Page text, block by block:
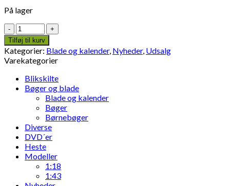
På lager
Traktortech
Årbog
2019/2020
antal
Tilføj til kurv
Kategorier: Blade og kalender, Nyheder, Udsalg
Varekategorier
Blikskilte
Bøger og blade
Blade og kalender
Bøger
Børnebøger
Diverse
DVD´er
Heste
Modeller
1:18
1:43